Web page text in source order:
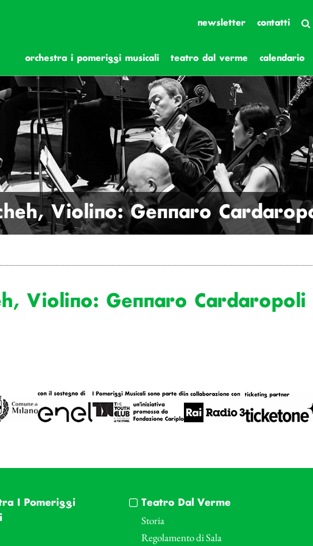
newsletter contatti
orchestra i pomeriggi musicali teatro dal verme calendario
Violino: Gennaro
Violino: Gennaro Cardaropoli
I Pomeriggi
Teatro Dal Verme
Storia
Regolamento di Sala